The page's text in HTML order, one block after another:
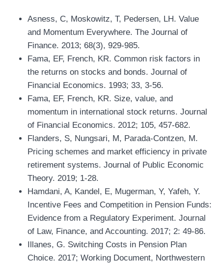
Asness, C, Moskowitz, T, Pedersen, LH. Value
and Momentum Everywhere. The Journal of
Finance. 2013; 68(3), 929-985.
Fama, EF, French, KR. Common risk factors in
the returns on stocks and bonds. Journal of
Financial Economics. 1993; 33, 3-56.
Fama, EF, French, KR. Size, value, and
momentum in international stock returns. Journal
of Financial Economics. 2012; 105, 457-682.
Flanders, S, Nungsari, M, Parada‐Contzen, M.
Pricing schemes and market efficiency in private
retirement systems. Journal of Public Economic
Theory. 2019; 1-28.
Hamdani, A, Kandel, E, Mugerman, Y, Yafeh, Y.
Incentive Fees and Competition in Pension Funds:
Evidence from a Regulatory Experiment. Journal
of Law, Finance, and Accounting. 2017; 2: 49-86.
Illanes, G. Switching Costs in Pension Plan
Choice. 2017; Working Document, Northwestern